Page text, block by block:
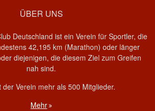
ÜBER UNS
Deutschland ist ein Verein für Sportler, die
42,195 km (Marathon) oder länger
diejenigen, die diesem Ziel zum Greifen
nah sind.
der Verein mehr als 500 Mitglieder.
Mehr